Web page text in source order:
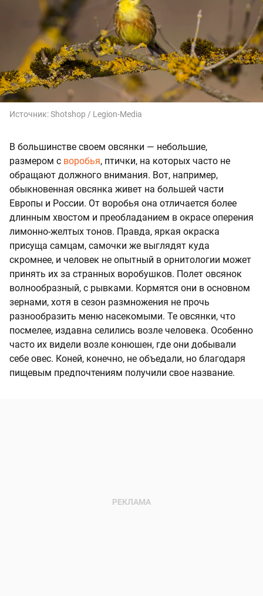
Источник:Shotshop / Legion-Media
В большинстве своем овсянки — небольшие,
размером с воробья, птички, на которых часто не
обращают должного внимания. Вот, например,
обыкновенная овсянка живет на большей части
Европы и России. От воробья она отличается более
длинным хвостом и преобладанием в окрасе оперения
лимонно-желтых тонов. Правда, яркая окраска
присуща самцам, самочки же выглядят куда
скромнее, и человек не опытный в орнитологии может
принять их за странных воробушков. Полет овсянок
волнообразный, с рывками. Кормятся они в основном
зернами, хотя в сезон размножения не прочь
разнообразить меню насекомыми. Те овсянки, что
посмелее, издавна селились возле человека. Особенно
часто их видели возле конюшен, где они добывали
себе овес. Коней, конечно, не объедали, но благодаря
пищевым предпочтениям получили свое название.